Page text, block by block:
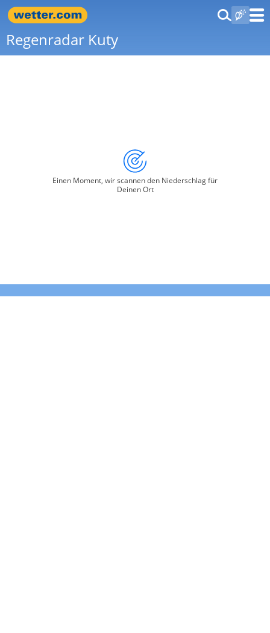
Regenradar Kuty
Einen Moment, wir scannen den Niederschlag für
Deinen Ort